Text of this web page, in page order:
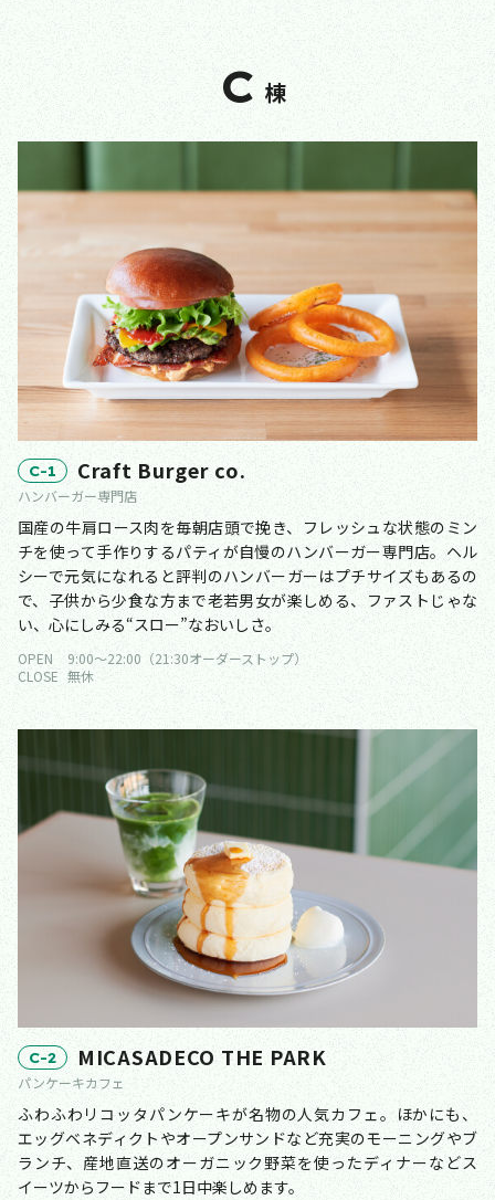
C 棟
C-1 Craft Burger co.
ハンバーガー専門店
国産の牛肩ロース肉を毎朝店頭で挽き、フレッシュな状態のミン
チを使って手作りするパティが自慢のハンバーガー専門店。ヘル
シーで元気になれると評判のハンバーガーはプチサイズもあるの
で、子供から少食な方まで老若男女が楽しめる、ファストじゃな
い、心にしみる“スロー”なおいしさ。
OPEN
9:00〜22:00（21:30オーダーストップ）
CLOSE 無休
C-2 MICASADECO THE PARK
パンケーキカフェ
ふわふわリコッタパンケーキが名物の人気カフェ。ほかにも、
エッグベネディクトやオープンサンドなど充実のモーニングやブ
ランチ、産地直送のオーガニック野菜を使ったディナーなどス
イーツからフードまで1日中楽しめます。